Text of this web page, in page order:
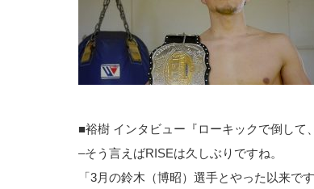
■裕樹 インタビュー『ローキックで倒して
–そう言えばRISEは久しぶりですね。
「3月の鈴木（博昭）選手とやった以来で